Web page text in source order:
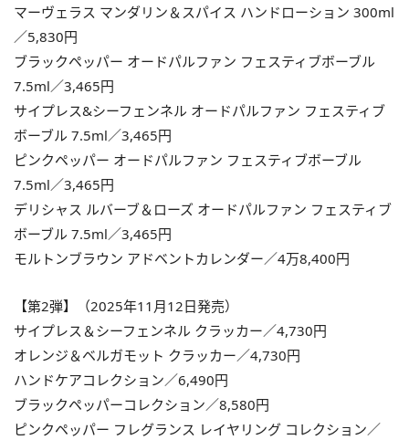
マーヴェラス マンダリン＆スパイス ハンドローション 300ml
／5,830円
ブラックペッパー オードパルファン フェスティブボーブル
7.5ml／3,465円
サイプレス&シーフェンネル オードパルファン フェスティブ
ボーブル 7.5ml／3,465円
ピンクペッパー オードパルファン フェスティブボーブル
7.5ml／3,465円
デリシャス ルバーブ＆ローズ オードパルファン フェスティブ
ボーブル 7.5ml／3,465円
モルトンブラウン アドベントカレンダー／4万8,400円
【第2弾】（2025年11月12日発売）
サイプレス＆シーフェンネル クラッカー／4,730円
オレンジ＆ベルガモット クラッカー／4,730円
ハンドケアコレクション／6,490円
ブラックペッパーコレクション／8,580円
ピンクペッパー フレグランス レイヤリング コレクション／